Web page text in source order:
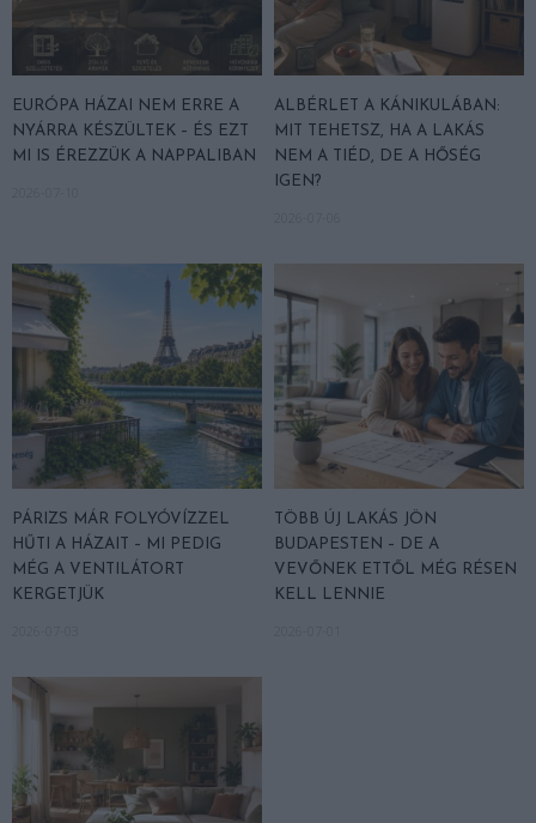
EURÓPA HÁZAI NEM ERRE A
NYÁRRA KÉSZÜLTEK – ÉS EZT
MI IS ÉREZZÜK A NAPPALIBAN
ALBÉRLET A KÁNIKULÁBAN:
MIT TEHETSZ, HA A LAKÁS
NEM A TIÉD, DE A HŐSÉG
IGEN?
PÁRIZS MÁR FOLYÓVÍZZEL
HŰTI A HÁZAIT – MI PEDIG
MÉG A VENTILÁTORT
KERGETJÜK
TÖBB ÚJ LAKÁS JÖN
BUDAPESTEN – DE A
VEVŐNEK ETTŐL MÉG RÉSEN
KELL LENNIE